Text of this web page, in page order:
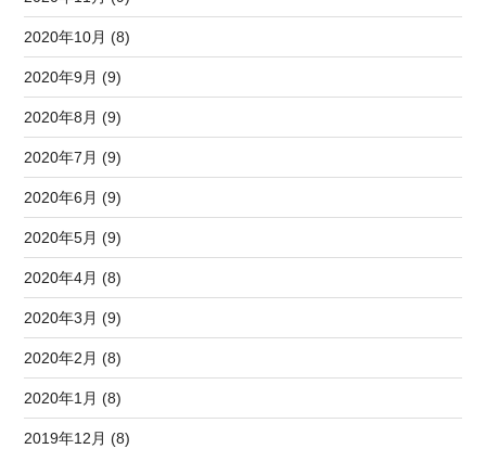
2020年10月 (8)
2020年9月 (9)
2020年8月 (9)
2020年7月 (9)
2020年6月 (9)
2020年5月 (9)
2020年4月 (8)
2020年3月 (9)
2020年2月 (8)
2020年1月 (8)
2019年12月 (8)